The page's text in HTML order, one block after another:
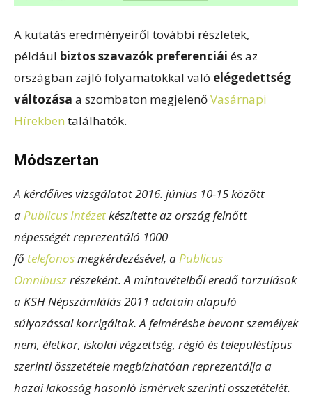
A kutatás eredményeiről további részletek,
például biztos szavazók preferenciái és az
országban zajló folyamatokkal való elégedettség
változása a szombaton megjelenőVasárnapi
Hírekben találhatók.
Módszertan
A kérdőíves vizsgálatot 2016. június 10-15 között
aPublicus Intézetkészítette az ország felnőtt
népességét reprezentáló 1000
fő telefonosmegkérdezésével, aPublicus
Omnibuszrészeként. A mintavételből eredő torzulások
a KSH Népszámlálás 2011 adatain alapuló
súlyozással korrigáltak. A felmérésbe bevont személyek
nem, életkor, iskolai végzettség, régió és településtípus
szerinti összetétele megbízhatóan reprezentálja a
hazai lakosság hasonló ismérvek szerinti összetételét.